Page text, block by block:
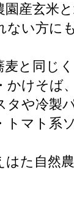
園産玄米
ない方に
麦と同じ
かけそば
タや冷製
トマト系
はた自然